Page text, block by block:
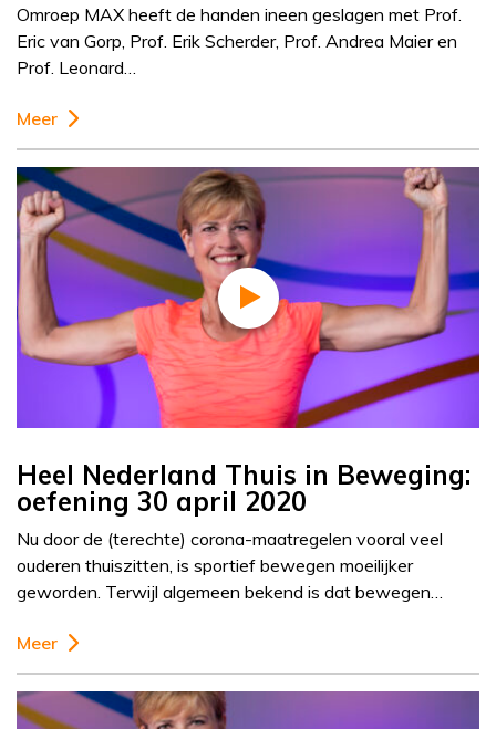
Omroep MAX heeft de handen ineen geslagen met Prof.
Eric van Gorp, Prof. Erik Scherder, Prof. Andrea Maier en
Prof. Leonard…
Meer
Heel Nederland Thuis in Beweging:
oefening 30 april 2020
Nu door de (terechte) corona-maatregelen vooral veel
ouderen thuiszitten, is sportief bewegen moeilijker
geworden. Terwijl algemeen bekend is dat bewegen…
Meer